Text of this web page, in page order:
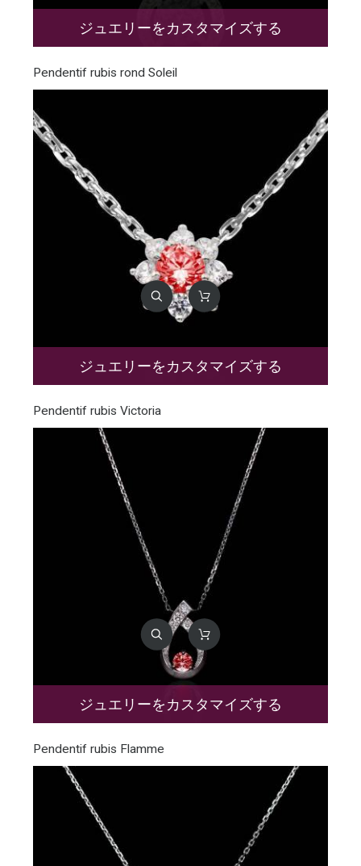
ジュエリーをカスタマイズする
Pendentif rubis rond Soleil
ジュエリーをカスタマイズする
Pendentif rubis Victoria
ジュエリーをカスタマイズする
Pendentif rubis Flamme